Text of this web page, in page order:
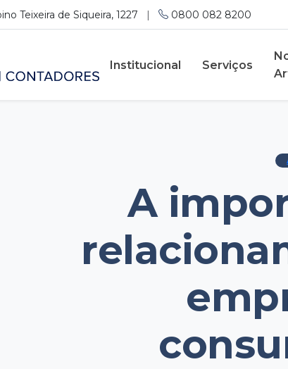
Teixeira de Siqueira, 1227 | 0800 082 8200
Institucional Serviços
A